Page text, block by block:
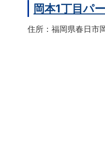
岡本1丁目パ
住所：福岡県春日市